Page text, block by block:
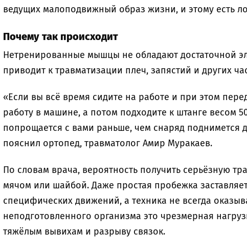
ведущих малоподвижный образ жизни, и этому есть
Почему так происходит
Нетренированные мышцы не обладают достаточной
приводит к травматизации плеч, запястий и других
«Если вы всё время сидите на работе и при этом
работу в машине, а потом подходите к штанге весом
попрощается с вами раньше, чем снаряд поднимется
пояснил ортопед, травматолог Амир Муракаев.
По словам врача, вероятность получить серьёзную
мячом или шайбой. Даже простая пробежка
специфических движений, а техника не всегда
неподготовленного организма это чрезмерная
тяжёлым вывихам и разрыву связок.